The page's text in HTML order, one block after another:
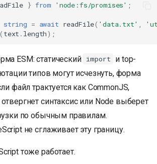
} from 'node:fs/promises' ;
string = await readFile( 'data.txt' ,
( text . length);
ESM: статический import
и top-
типов могут исчезнуть, форма
файл трактуется как CommonJS,
синтаксис или Node выберет
по обычным правилам.
не сглаживает эту границу.
тоже работает.